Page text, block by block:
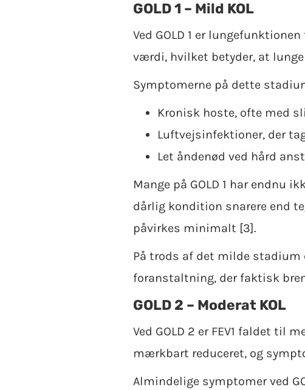
GOLD 1 – Mild KOL
Ved GOLD 1 er
værdi, hvilket betyder, at
Symptomerne på dette
Kronisk hoste, ofte med
Luftvejsinfektioner, der
Let åndenød ved hård
Mange på GOLD 1 har endnu
dårlig kondition snarere end
påvirkes minimalt [3].
På trods af det milde stadium
foranstaltning, der faktisk
GOLD 2 – Moderat KOL
Ved GOLD 2 er FEV1 faldet til
mærkbart reduceret, og
Almindelige symptomer ved